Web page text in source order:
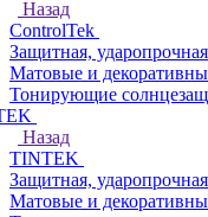
Назад
ControlTek
Защитная, ударопрочная
Матовые и
Тонирующие
Назад
TINTEK
Защитная, ударопрочная
Матовые и